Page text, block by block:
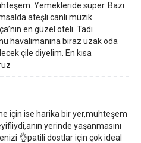
Yemekleride süper. Bazı
ateşli canlı müzik.
en güzel oteli. Tadı
havalimanına biraz uzak oda
çile diyelim. En kısa
için ise harika bir yer,muhteşem
yerinde yaşanmasını
👌patili dostlar için çok ideal